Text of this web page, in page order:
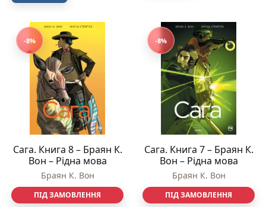
-8%
Сага. Книга 8 – Браян К.
Вон – Рідна мова
Браян К. Вон
ПІД ЗАМОВЛЕННЯ
-8%
Сага. Книга 7 – Браян К.
Вон – Рідна мова
Браян К. Вон
ПІД ЗАМОВЛЕННЯ